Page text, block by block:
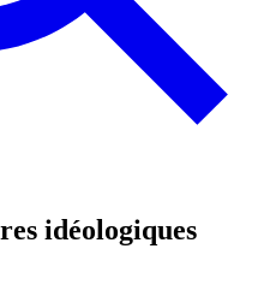
idéologiques